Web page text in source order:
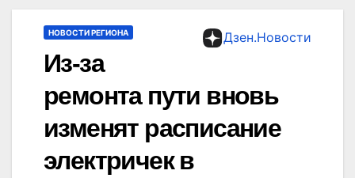
Дзен.Новости
НОВОСТИ РЕГИОНА
Из-за
ремонта пути вновь
изменят расписание
электричек в